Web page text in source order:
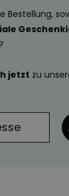
Bestellung,
jetzt zu